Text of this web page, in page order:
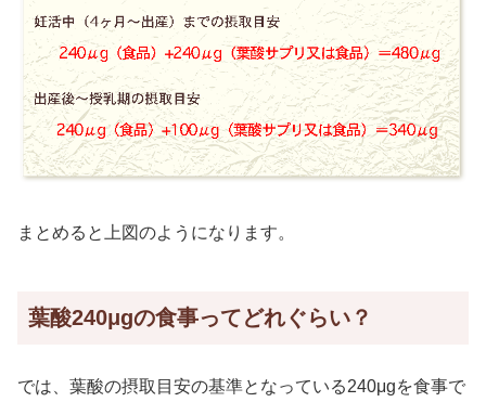
まとめると上図のようになります。
葉酸240μgの食事ってどれぐらい？
では、葉酸の摂取目安の基準となっている240μgを食事で